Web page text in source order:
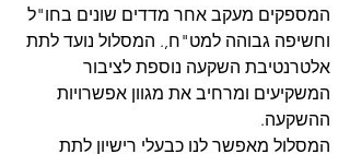
המספקים מעקב אחר מדדים שונים בחו"ל
וחשיפה גבוהה למט"ח,. המסלול נועד לתת
אלטרנטיבת השקעה נוספת לציבור
המשקיעים ומרחיב את מגוון אפשרויות
ההשקעה.
המסלול מאפשר לנו כבעלי רישיון לתת